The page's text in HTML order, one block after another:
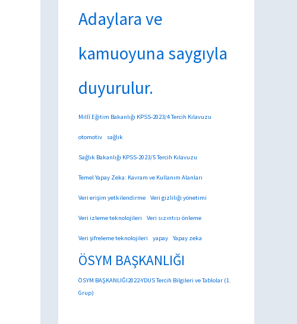
Adaylara ve
kamuoyuna saygıyla
duyurulur.
Millî Eğitim Bakanlığı KPSS-2023/4 Tercih Kılavuzu
otomotiv sağlık
Sağlık Bakanlığı KPSS-2023/5 Tercih Kılavuzu
Temel Yapay Zeka: Kavram ve Kullanım Alanları
Veri erişim yetkilendirme Veri gizliliği yönetimi
Veri izleme teknolojileri Veri sızıntısı önleme
Veri şifreleme teknolojileri yapay Yapay zeka
ÖSYM BAŞKANLIĞI
ÖSYM BAŞKANLIĞI2022-YDUS Tercih Bilgileri ve Tablolar (1.
Grup)